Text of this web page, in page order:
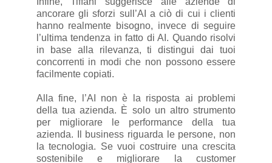
ancorare gli sforzi sull’AI a ciò di cui i clienti
hanno realmente bisogno, invece di seguire
l’ultima tendenza in fatto di AI. Quando risolvi
in base alla rilevanza, ti distingui dai tuoi
concorrenti in modi che non possono essere
facilmente copiati.
Alla fine, l’AI non è la risposta ai problemi
della tua azienda. È solo un altro strumento
per migliorare le performance della tua
azienda. Il business riguarda le persone, non
la tecnologia. Se vuoi costruire una crescita
sostenibile e migliorare la customer